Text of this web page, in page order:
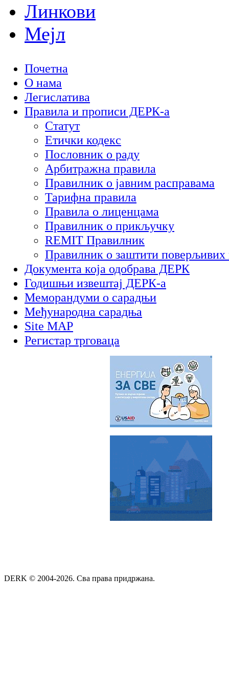
Линкови
Мејл
Почетна
О нама
Легислатива
Правила и прописи ДЕРК-а
Статут
Етички кодекc
Пословник о раду
Арбитражна правила
Правилник о јавним расправама
Тарифна правила
Правила о лиценцама
Правилник о прикључку
REMIT Правилник
Правилник о заштити
Документа која одобрава ДЕРК
Годишњи извештај ДЕРК-а
Меморандуми о сарадњи
Међународна сарадња
Site MAP
Регистар трговаца
DERK © 2004-2026. Сва права придржана.